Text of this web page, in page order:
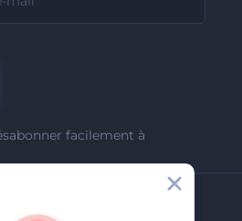
facilement à